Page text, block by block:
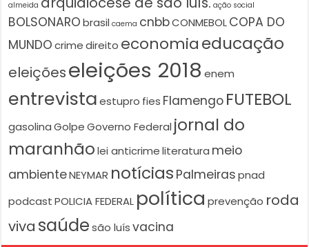
almeida
ação social
BOLSONARO brasil caema cnbbCONMEBOLCOPA DO
MUNDO crime direito economiaeducação
eleiçõeseleições 2018 enem
entrevista estupro fies Flamengo FUTEBOL
gasolina Golpe Governo Federal jornal do
maranhão lei anticrime literatura meio
ambienteNEYMAR notícias Palmeiras pnad
podcast POLICIA FEDERAL política prevenção roda
viva saúde são luís vacina